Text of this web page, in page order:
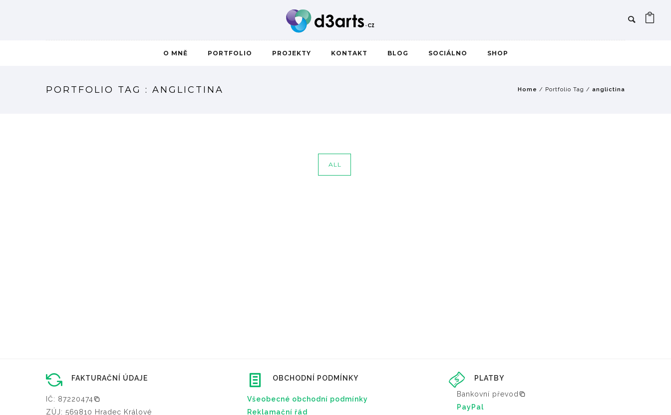
O MNĚ PORTFOLIO PROJEKTY KONTAKT BLOG SOCIÁLNO SHOP
PORTFOLIO TAG : ANGLICTINA Home / Portfolio Tag / anglictina
ALL
FAKTURAČNÍ ÚDAJE
IČ: 87220474
ZÚJ: 569810 Hradec Králové
OBCHODNÍ PODMÍNKY
Všeobecné obchodní podmínky
Reklamační řád
PLATBY
Bankovní převod
PayPal